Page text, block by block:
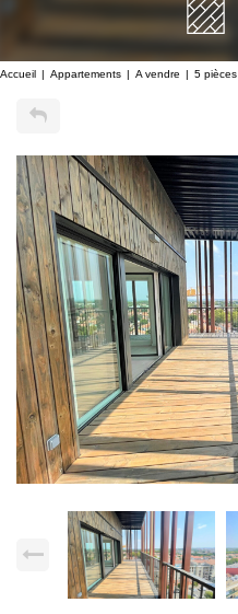
Accueil Appartements A vendre 5